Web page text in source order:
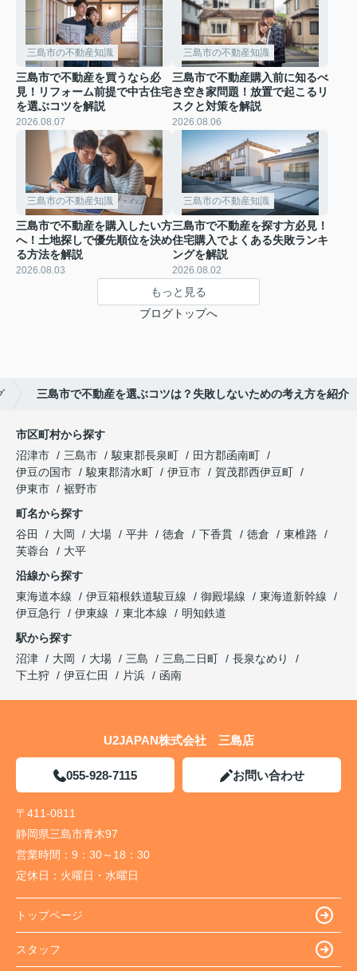
三島市の不動産知識
三島市で不動産を買うなら必
見！リフォーム前提で中古住宅
を選ぶコツを解説
2026.08.07
三島市の不動産知識
三島市で不動産購入前に知るべ
き空き家問題！放置で起こるリ
スクと対策を解説
2026.08.06
三島市の不動産知識
三島市で不動産を購入したい方
へ！土地探しで優先順位を決め
る方法を解説
2026.08.03
三島市の不動産知識
三島市で不動産を探す方必見！
住宅購入でよくある失敗ランキ
ングを解説
2026.08.02
もっと見る
ブログトップへ
三島市で不動産を選ぶコツは？失敗しないための考え方を紹介
市区町村から探す
沼津市
三島市 駿東郡長泉町
田方郡函南町
伊豆の国市
駿東郡清水町 伊豆市
賀茂郡西伊豆町
伊東市
裾野市
町名から探す
谷田
大岡 大場 平井 徳倉 下香貫 徳倉
東椎路
芙蓉台
大平
沿線から探す
東海道本線
伊豆箱根鉄道駿豆線 御殿場線
東海道新幹線
伊豆急行
伊東線 東北本線
明知鉄道
駅から探す
沼津
大岡 大場 三島 三島二日町
長泉なめり
下土狩
伊豆仁田 片浜 函南
U2JAPAN株式会社 三島店
055-928-7115 お問い合わせ
〒411-0811
静岡県三島市青木97
営業時間： 9：30～18：30
定休日： 火曜日・水曜日
トップページ
スタッフ